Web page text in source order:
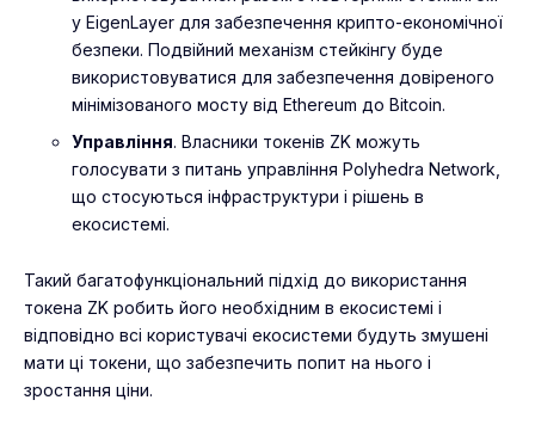
у EigenLayer для забезпечення крипто-економічної
безпеки. Подвійний механізм стейкінгу буде
використовуватися для забезпечення довіреного
мінімізованого мосту від Ethereum до Bitcoin.
Управління. Власники токенів ZK можуть
голосувати з питань управління Polyhedra Network,
що стосуються інфраструктури і рішень в
екосистемі.
Такий багатофункціональний підхід до використання
токена ZK робить його необхідним в екосистемі і
відповідно всі користувачі екосистеми будуть змушені
мати ці токени, що забезпечить попит на нього і
зростання ціни.